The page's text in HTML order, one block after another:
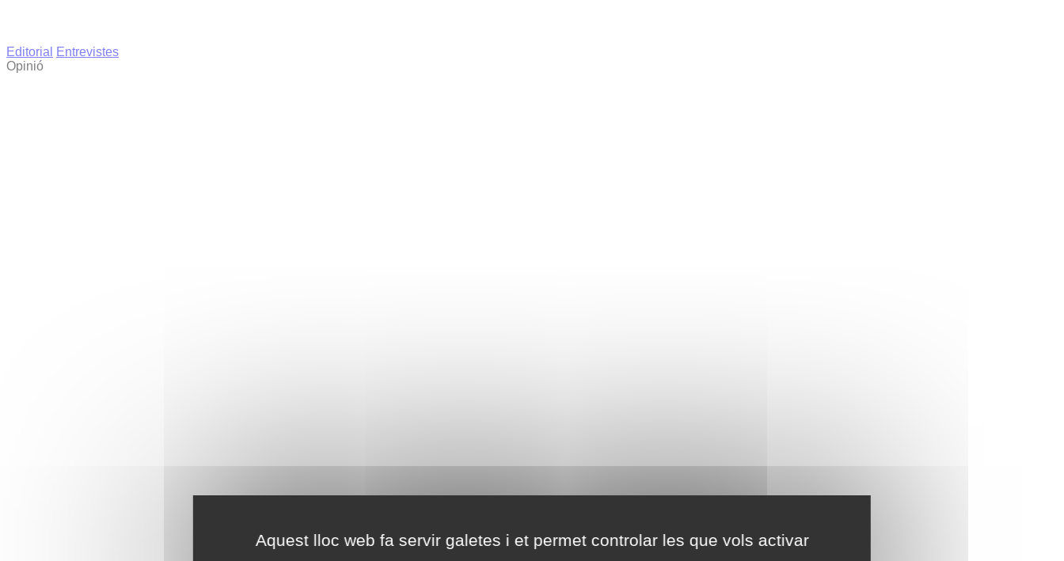
Aquest lloc web fa servir galetes i et permet controlar les que vols activar
Editorial
Entrevistes
Opinió